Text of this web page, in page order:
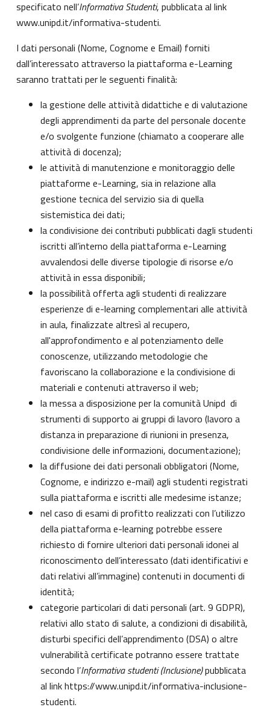
specificato nell’Informativa Studenti, pubblicata al link
www.unipd.it/informativa-studenti.
I dati personali (Nome, Cognome e Email) forniti
dall’interessato attraverso la piattaforma e-Learning
saranno trattati per le seguenti finalità:
la gestione delle attività didattiche e di valutazione
degli apprendimenti da parte del personale docente
e/o svolgente funzione (chiamato a cooperare alle
attività di docenza);
le attività di manutenzione e monitoraggio delle
piattaforme e-Learning, sia in relazione alla
gestione tecnica del servizio sia di quella
sistemistica dei dati;
la condivisione dei contributi pubblicati dagli studenti
iscritti all’interno della piattaforma e-Learning
avvalendosi delle diverse tipologie di risorse e/o
attività in essa disponibili;
la possibilità offerta agli studenti di realizzare
esperienze di e-learning complementari alle attività
in aula, finalizzate altresì al recupero,
all'approfondimento e al potenziamento delle
conoscenze, utilizzando metodologie che
favoriscano la collaborazione e la condivisione di
materiali e contenuti attraverso il web;
la messa a disposizione per la comunità Unipd di
strumenti di supporto ai gruppi di lavoro (lavoro a
distanza in preparazione di riunioni in presenza,
condivisione delle informazioni, documentazione);
la diffusione dei dati personali obbligatori (Nome,
Cognome, e indirizzo e-mail) agli studenti registrati
sulla piattaforma e iscritti alle medesime istanze;
nel caso di esami di profitto realizzati con l’utilizzo
della piattaforma e-learning potrebbe essere
richiesto di fornire ulteriori dati personali idonei al
riconoscimento dell’interessato (dati identificativi e
dati relativi all’immagine) contenuti in documenti di
identità;
categorie particolari di dati personali (art. 9 GDPR),
relativi allo stato di salute, a condizioni di disabilità,
disturbi specifici dell’apprendimento (DSA) o altre
vulnerabilità certificate potranno essere trattate
secondo l’Informativa studenti (Inclusione)pubblicata
al linkhttps://www.unipd.it/informativa-inclusione-
studenti.